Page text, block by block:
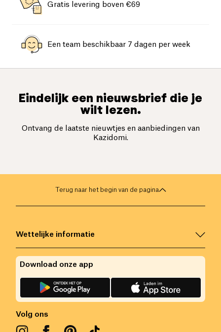
Gratis levering boven €69
Een team beschikbaar 7 dagen per week
Eindelijk een nieuwsbrief die je
wilt lezen.
Ontvang de laatste nieuwtjes en aanbiedingen van
Kazidomi.
Terug naar het begin van de pagina
Wettelijke informatie
Volg ons
Download onze app